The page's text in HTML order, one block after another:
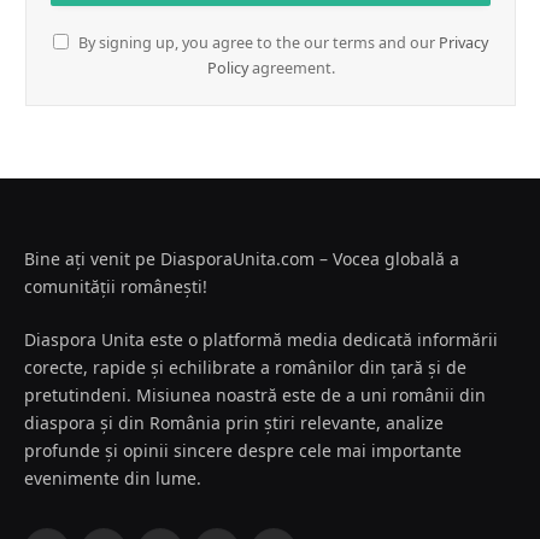
By signing up, you agree to the our terms and our Privacy
Policyagreement.
Bine ați venit pe DiasporaUnita.com – Vocea globală a
comunității românești!
Diaspora Unita este o platformă media dedicată informării
corecte, rapide și echilibrate a românilor din țară și de
pretutindeni. Misiunea noastră este de a uni românii din
diaspora și din România prin știri relevante, analize
profunde și opinii sincere despre cele mai importante
evenimente din lume.